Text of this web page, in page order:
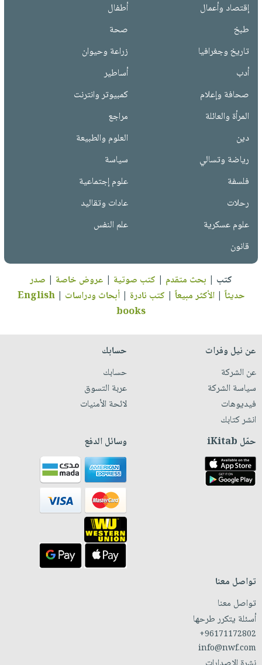
إقتصاد وأعمال
أطفال
طبخ
صحة
تاريخ وجغرافيا
زراعة وحيوان
أدب
أساطير
صحافة وإعلام
كمبيوتر وانترنت
المرأة والعائلة
مراجع
دين
العلوم والطبيعة
رياضة وتسالي
سياسة
فلسفة
علوم إجتماعية
رحلات
عادات وتقاليد
علوم عسكرية
علم النفس
قانون
كتب | بحث متقدم | كتب صوتية | عروض خاصة | صدر
حديثاً |الأكثر مبيعاً | كتب نادرة |أبحاث ودراسات |
English
books
عن نيل وفرات
عن الشركة
سياسة الشركة
فيديوهات
انشر كتابك
حسابك
حسابك
عربة التسوق
لائحة الأمنيات
حمّل iKitab وسائل الدفع
تواصل معنا
تواصل معنا
أسئلة يتكرر طرحها
+96171172802
info@nwf.com